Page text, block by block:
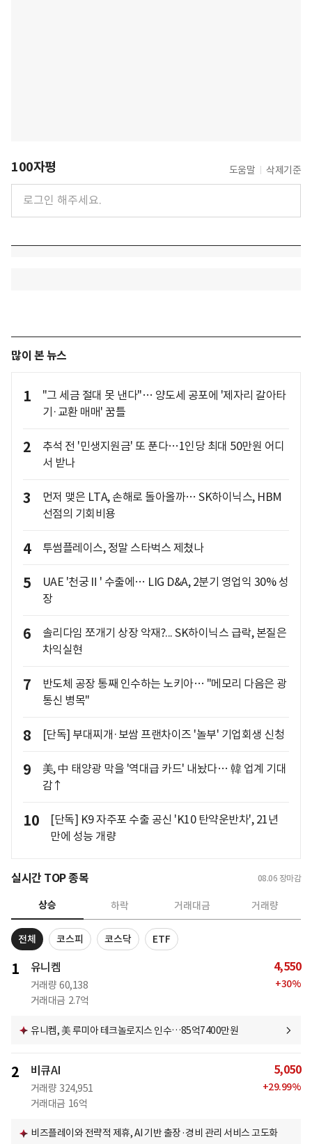
100자평 도움말 삭제기준
많이 본 뉴스
1
"그 세금 절대 못 낸다"… 양도세 공포에 '제자리 갈아타
기·교환 매매' 꿈틀
2
추석 전 '민생지원금' 또 푼다…1인당 최대 50만원 어디
서 받나
3
먼저 맺은 LTA, 손해로 돌아올까… SK하이닉스, HBM
선점의 기회비용
4 투썸플레이스, 정말 스타벅스 제쳤나
5
UAE '천궁Ⅱ' 수출에… LIG D&A, 2분기 영업익 30% 성
장
6
솔리다임 쪼개기 상장 악재?... SK하이닉스 급락, 본질은
차익실현
7
반도체 공장 통째 인수하는 노키아… "메모리 다음은 광
통신 병목"
8 [단독] 부대찌개·보쌈 프랜차이즈 '놀부' 기업회생 신청
9
美, 中 태양광 막을 '역대급 카드' 내놨다… 韓 업계 기대
감↑
10
[단독] K9 자주포 수출 공신 'K10 탄약운반차', 21년
만에 성능 개량
실시간 TOP 종목 08.06 장마감
상승 하락 거래대금 거래량
전체 코스피 코스닥 ETF
1 유니켐
거래량 60,138
거래대금 2.7억
4,550
+30%
유니켐, 美 루미아 테크놀로지스 인수…85억7400만원
2 비큐AI
거래량 324,951
거래대금 16억
5,050
+29.99%
비즈플레이와 전략적 제휴, AI 기반 출장·경비 관리 서비스 고도화